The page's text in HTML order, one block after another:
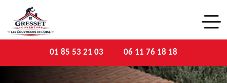
01 85 53 21 03 06 11 76 18 18